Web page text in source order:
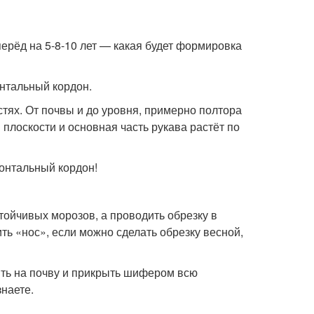
на 5-8-10 лет — какая будет формировка
кордон.
От почвы и до уровня, примерно полтора
и основная часть рукава растёт по
кордон!
морозов, а проводить обрезку в
«нос», если можно сделать обрезку весной,
на почву и прикрыть шифером всю